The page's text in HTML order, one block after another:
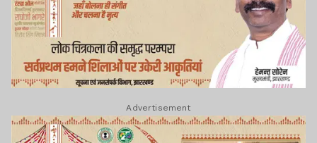
Advertisement